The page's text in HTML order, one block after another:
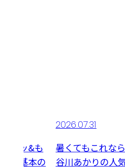
クッ&も
『基本の
2026.07.31
暑くてもこれな
谷川あかりの人